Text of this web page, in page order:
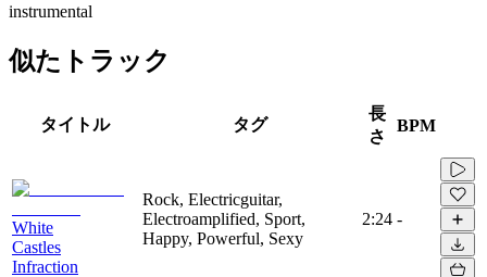
instrumental
似たトラック
タイトル タグ
長
さ
BPM
White
Castles
Infraction
Rock, Electricguitar,
Electroamplified, Sport,
Happy, Powerful, Sexy
2:24 -